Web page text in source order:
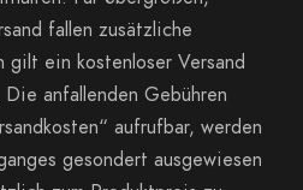
fallen zusätzliche
gilt ein kostenloser Versand
anfallenden Gebühren
aufrufbar, werden
gesondert ausgewiesen